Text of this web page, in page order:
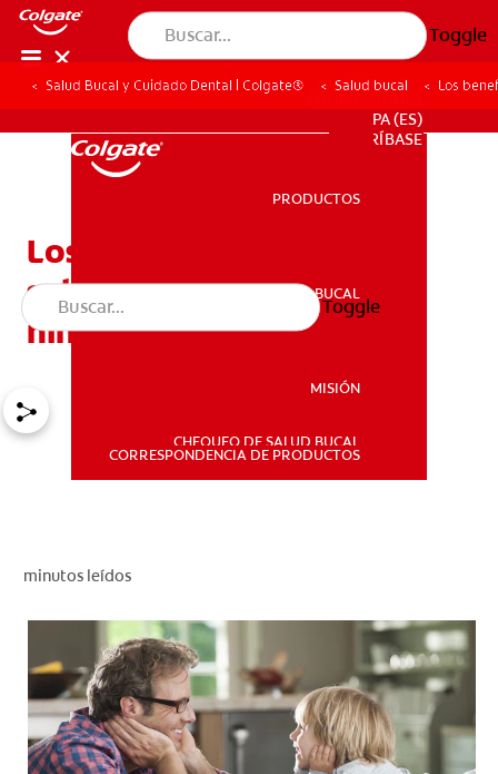
Toggle
SALUD BUCAL
PROMOCIONES
SUSCRÍBASE
PA (ES)
SUSCRÍBASE
PRODUCTOS
SALUD BUCAL
MISIÓN
CHEQUEO DE SALUD BUCAL
CORRESPONDENCIA DE PRODUCTOS
Toggle
Salud Bucal y Cuidado Dental | Colgate® Salud bucal Los
Los beneficios de los
sellantes dentales para
niños
minutos leídos